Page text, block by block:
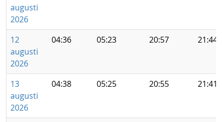
augusti
2026
12
augusti
2026
04:36 05:23 20:57 21:44
13
augusti
2026
04:38 05:25 20:55 21:41